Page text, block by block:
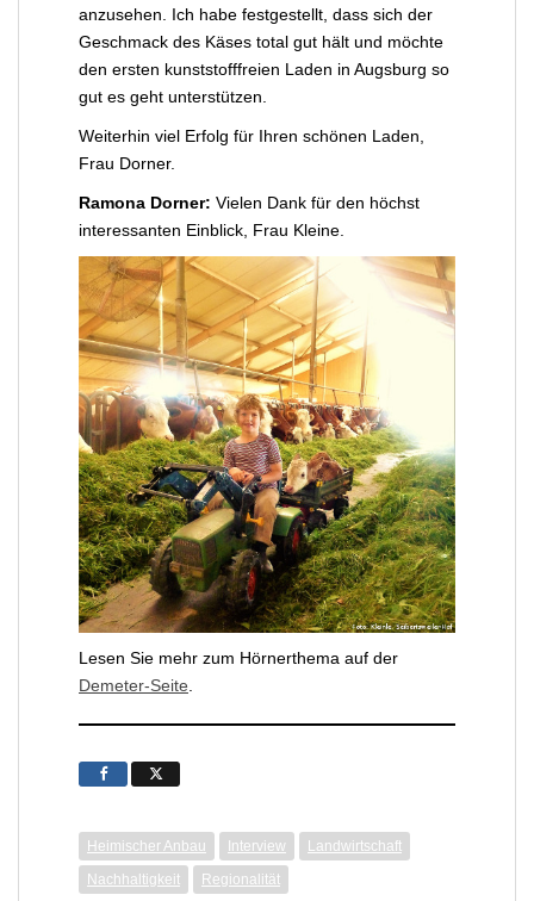
anzusehen. Ich habe festgestellt, dass sich der
Geschmack des Käses total gut hält und möchte
den ersten kunststofffreien Laden in Augsburg so
gut es geht unterstützen.
Weiterhin viel Erfolg für Ihren schönen Laden,
Frau Dorner.
Ramona Dorner: Vielen Dank für den höchst
interessanten Einblick, Frau Kleine.
Lesen Sie mehr zum Hörnerthema auf der
Demeter-Seite
Heimischer Anbau Interview
Landwirtschaft
Nachhaltigkeit
Regionalität